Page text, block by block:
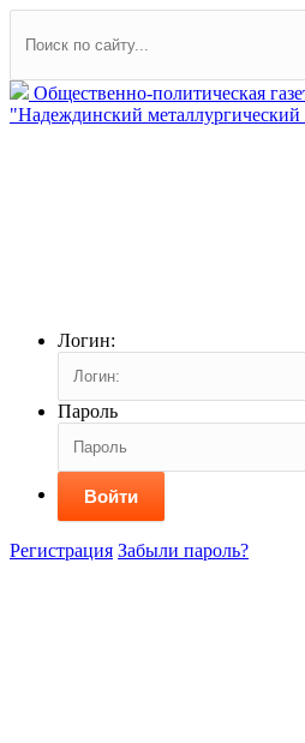
Общественно-политическая
"Надеждинский металлургический
Логин:
Пароль
Войти
Регистрация Забыли пароль?